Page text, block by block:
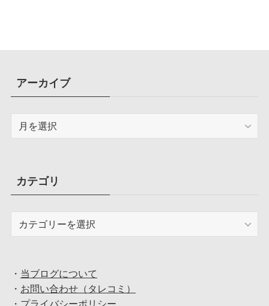
アーカイブ
ブカテゴリ
・ 当ブログについて
・ お問い合わせ（タレコミ）
・ プライバシーポリシー